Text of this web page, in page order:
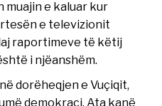
e kaluar kur
e televizionit
raportimeve të këtij
i njëanshëm.
dorëheqjen e Vuçiqit,
demokraci. Ata kanë